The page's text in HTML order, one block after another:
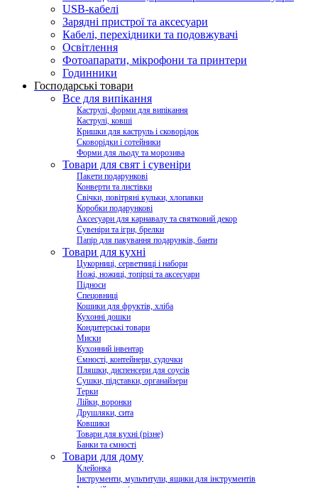
USB-кабелі
Зарядні пристрої та аксесуари
Кабелі, перехідники та подовжувачі
Освітлення
Фотоапарати, мікрофони та принтери
Годинники
Господарські товари
Все для випікання
Каструлі, форми для випікання
Каструлі, ковші
Кришки для каструль і сковорідок
Сковорідки і сотейники
Форми для льоду та морозива
Товари для свят і сувеніри
Пакети подарункові
Конверти та листівки
Свічки, повітряні кульки, хлопавки
Коробки подарункові
Аксесуари для карнавалу та святковий декор
Сувеніри та ігри, брелки
Папір для пакування подарунків, банти
Товари для кухні
Цукорниці, серветниці і набори
Ножі, ножиці, топірці та аксесуари
Підноси
Спецовниці
Кошики для фруктів, хліба
Кухонні дошки
Кондитерські товари
Миски
Кухонний інвентар
Ємності, контейнери, судочки
Пляшки, диспенсери для соусів
Сушки, підставки, органайзери
Терки
Лійки, воронки
Друшляки, сита
Ковшики
Товари для кухні (різне)
Банки та ємності
Товари для дому
Клейонка
Інструменти, мультитули, ящики для інструментів